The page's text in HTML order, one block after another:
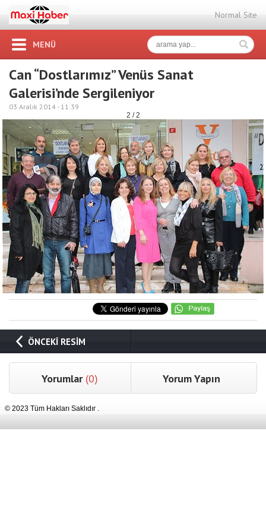
Normal Site
MENÜ
Can “Dostlarımız” Venüs Sanat
Galerisi’nde Sergileniyor
03 Aralık 2014 - 11:39
2 / 2
ÖNCEKİ RESİM
Yorumlar (0) Yorum Yapın
© 2023 Tüm Hakları Saklıdır .